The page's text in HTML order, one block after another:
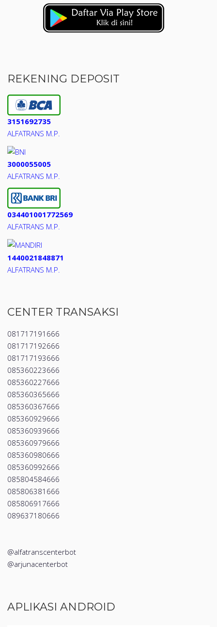
REKENING DEPOSIT
3151692735
ALFATRANS M.P.
3000055005
ALFATRANS M.P.
034401001772569
ALFATRANS M.P.
1440021848871
ALFATRANS M.P.
CENTER TRANSAKSI
081717191666
081717192666
081717193666
085360223666
085360227666
085360365666
085360367666
085360929666
085360939666
085360979666
085360980666
085360992666
085804584666
085806381666
085806917666
089637180666
@alfatranscenterbot
@arjunacenterbot
APLIKASI ANDROID